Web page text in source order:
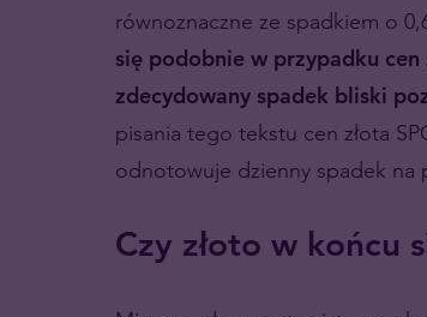
równoznaczne ze spadkiem o
się podobnie w przypadku
zdecydowany spadek bliski
pisania tego tekstu cen złota
odnotowuje dzienny spadek na
Czy złoto w końcu